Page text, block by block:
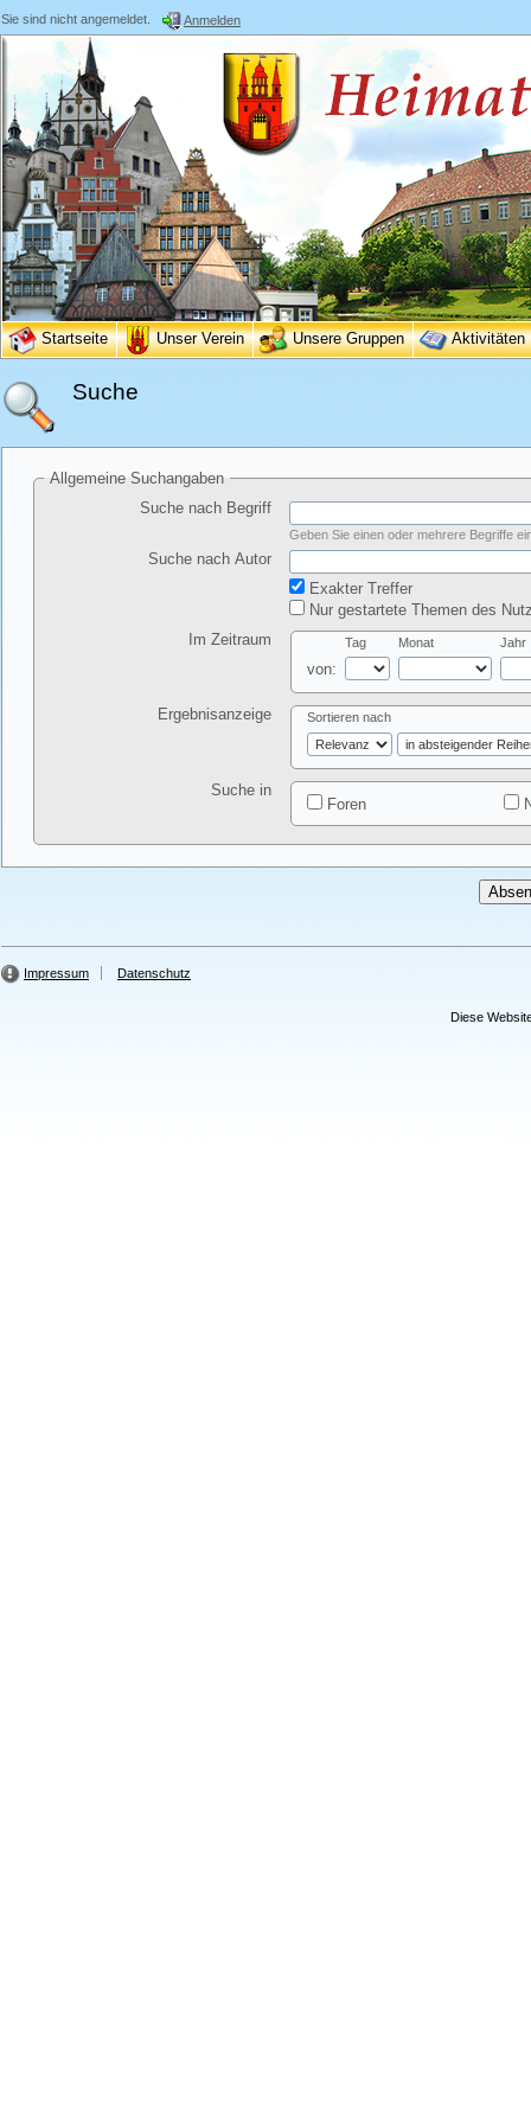
Sie sind nicht angemeldet. Anmelden
Startseite Unser Verein Unsere Gruppen Aktivitäten
Suche
Allgemeine Suchangaben
Suche nach Begriff
Geben Sie einen oder mehrere Begriffe
Suche nach Autor
Exakter Treffer
Nur gestartete Themen des
Im Zeitraum
von:
Tag Monat Jahr
Ergebnisanzeige Sortieren nach
Suche in
Foren
Impressum Datenschutz
Diese